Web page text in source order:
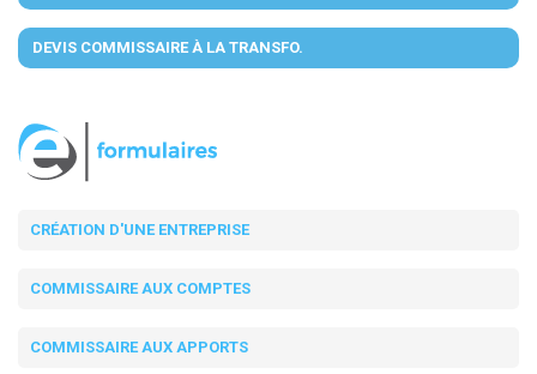
DEVIS COMMISSAIRE À LA TRANSFO.
CRÉATION D'UNE ENTREPRISE
COMMISSAIRE AUX COMPTES
COMMISSAIRE AUX APPORTS